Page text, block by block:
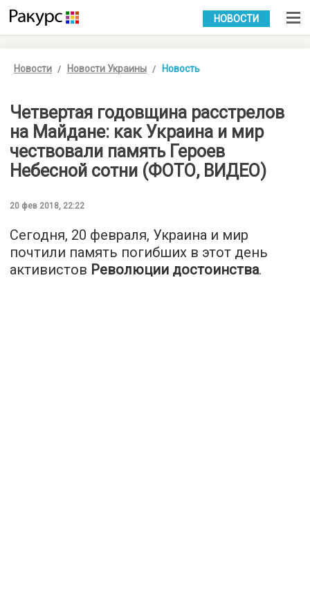
УКР РУС
НОВОСТИ
Новости Новости Украины Новость
Четвертая годовщина расстрелов
на Майдане: как Украина и мир
чествовали память Героев
Небесной сотни (ФОТО, ВИДЕО)
20 фев 2018, 22:22
Сегодня, 20 февраля, Украина и мир
почтили память погибших в этот день
активистов Революции достоинства.